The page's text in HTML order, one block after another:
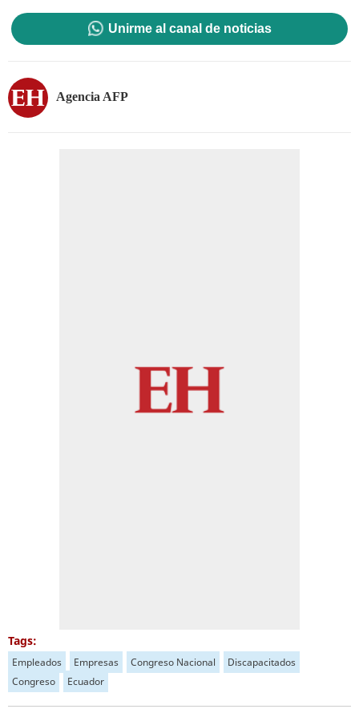
Unirme al canal de noticias
Agencia AFP
Tags:
Empleados Empresas Congreso Nacional
Discapacitados
Congreso
Ecuador